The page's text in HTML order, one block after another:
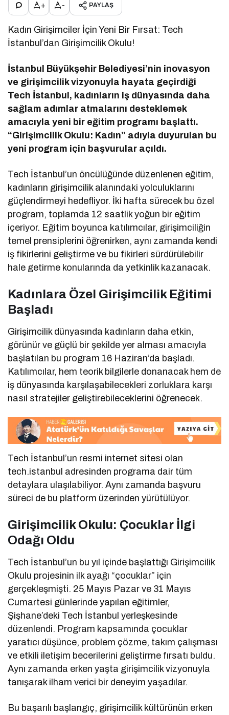
+ - PAYLAŞ
Kadın Girişimciler İçin Yeni Bir Fırsat: Tech
İstanbul’dan Girişimcilik Okulu!
İstanbul Büyükşehir Belediyesi’nin inovasyon
ve girişimcilik vizyonuyla hayata geçirdiği
Tech İstanbul, kadınların iş dünyasında daha
sağlam adımlar atmalarını desteklemek
amacıyla yeni bir eğitim programı başlattı.
“Girişimcilik Okulu: Kadın” adıyla duyurulan bu
yeni program için başvurular açıldı.
Tech İstanbul’un öncülüğünde düzenlenen eğitim,
kadınların girişimcilik alanındaki yolculuklarını
güçlendirmeyi hedefliyor. İki hafta sürecek bu özel
program, toplamda 12 saatlik yoğun bir eğitim
içeriyor. Eğitim boyunca katılımcılar, girişimciliğin
temel prensiplerini öğrenirken, aynı zamanda kendi
iş fikirlerini geliştirme ve bu fikirleri sürdürülebilir
hale getirme konularında da yetkinlik kazanacak.
Kadınlara Özel Girişimcilik Eğitimi
Başladı
Girişimcilik dünyasında kadınların daha etkin,
görünür ve güçlü bir şekilde yer alması amacıyla
başlatılan bu program 16 Haziran’da başladı.
Katılımcılar, hem teorik bilgilerle donanacak hem de
iş dünyasında karşılaşabilecekleri zorluklara karşı
nasıl stratejiler geliştirebileceklerini öğrenecek.
Tech İstanbul’un resmi internet sitesi olan
tech.istanbul adresinden programa dair tüm
detaylara ulaşılabiliyor. Aynı zamanda başvuru
süreci de bu platform üzerinden yürütülüyor.
Girişimcilik Okulu: Çocuklar İlgi
Odağı Oldu
Tech İstanbul’un bu yıl içinde başlattığı Girişimcilik
Okulu projesinin ilk ayağı “çocuklar” için
gerçekleşmişti. 25 Mayıs Pazar ve 31 Mayıs
Cumartesi günlerinde yapılan eğitimler,
Şişhane’deki Tech İstanbul yerleşkesinde
düzenlendi. Program kapsamında çocuklar
yaratıcı düşünce, problem çözme, takım çalışması
ve etkili iletişim becerilerini geliştirme fırsatı buldu.
Aynı zamanda erken yaşta girişimcilik vizyonuyla
tanışarak ilham verici bir deneyim yaşadılar.
Bu başarılı başlangıç, girişimcilik kültürünün erken